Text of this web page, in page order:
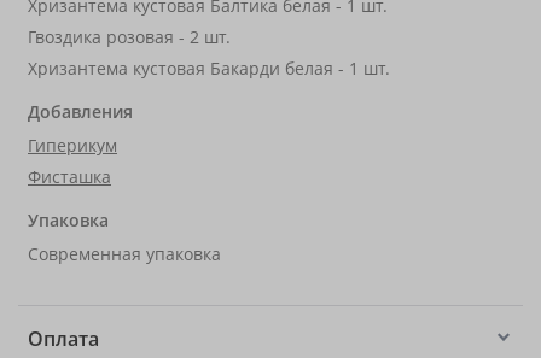
Хризантема кустовая Балтика белая - 1 шт.
Гвоздика розовая - 2 шт.
Хризантема кустовая Бакарди белая - 1 шт.
Добавления
Гиперикум
Фисташка
Упаковка
Современная упаковка
Оплата